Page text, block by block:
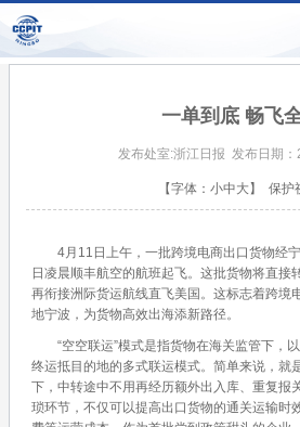
一单到底 畅飞
发布处室:浙江日报 发布日期
【字体：小中大】 保护
4月11日上午，一批跨境电商出口货物经宁
日凌晨顺丰航空的航班起飞。这批货物将直接
再衔接洲际货运航线直飞美国。这标志着跨境
地宁波，为货物高效出海添新路径。
“空空联运”模式是指货物在海关监管下，
终运抵目的地的多式联运模式。简单来说，就
下，中转途中不用再经历额外出入库、重复报
琐环节，不仅可以提高出口货物的通关运输时